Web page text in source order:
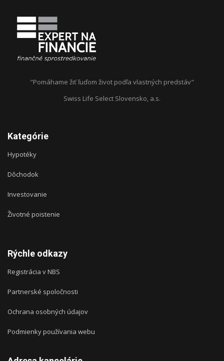
"Pomáhame žiť ľuďom život podľa vlastných predstáv"
Swiss Life Select Slovensko, a.s.
Kategórie
Hypotéky
Dôchodok
Investovanie
Životné poistenie
Rýchle odkazy
Registrácia v NBS
Partnerské spoločnosti
Ochrana osobných údajov
Podmienky používania webu